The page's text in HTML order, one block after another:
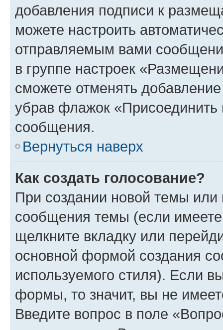
добавления подписи к
можете настроить
отправляемым вами
в группе настроек
сможете отменять
убрав флажок
сообщения.
Вернуться наверх
Как создать голосование?
При создании новой темы или
сообщения темы (если
щелкните вкладку или
основной формой создания
используемого стиля). Если
формы, то значит, вы не
Введите вопрос в поле